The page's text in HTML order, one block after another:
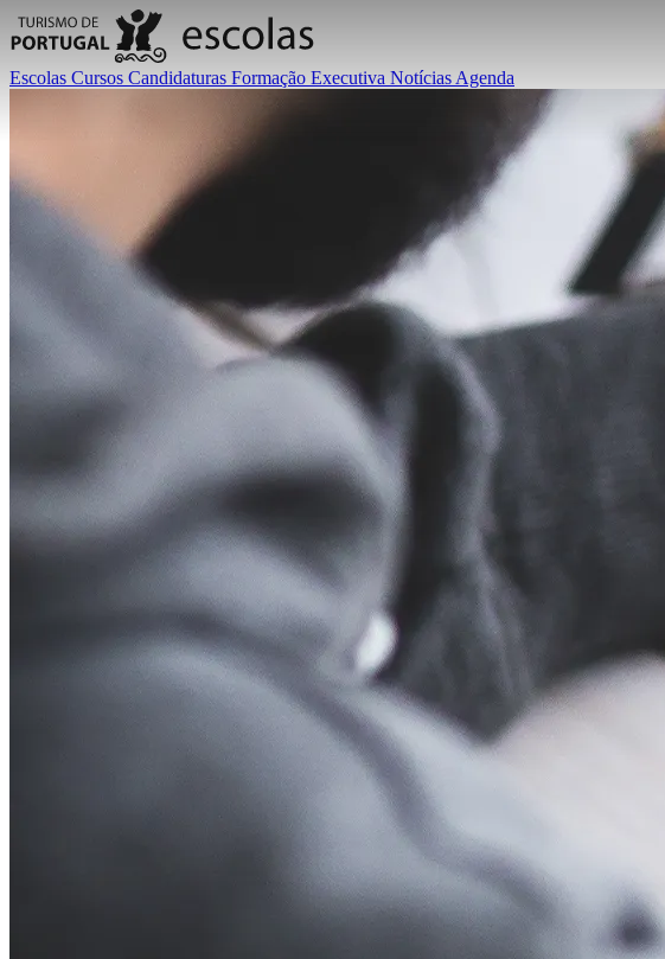
Escolas Cursos Candidaturas Formação Executiva Notícias Agenda